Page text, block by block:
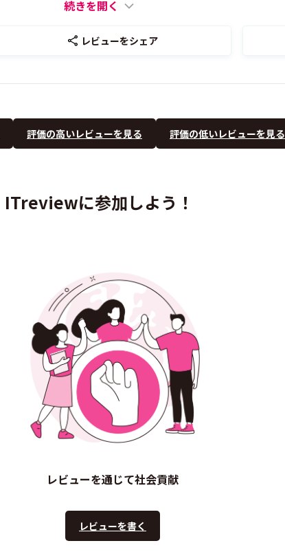
続きを開く
レビューをシェア
評価の高いレビューを見る 評価の低いレビューを見る
ITreviewに参加しよう！
レビューを通じて社会貢献
レビューを書く